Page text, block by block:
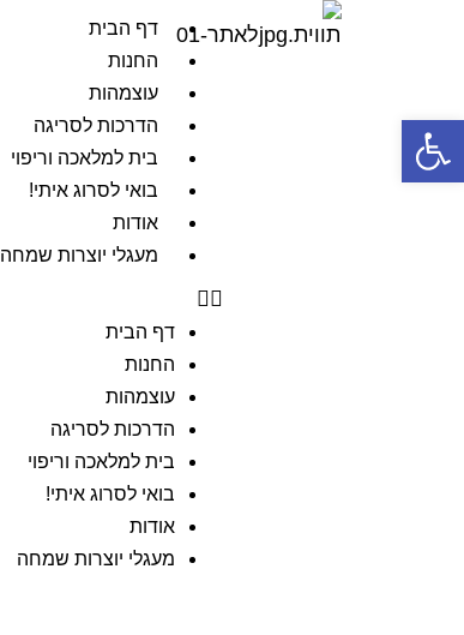
דף הבית
החנות
עוצמהות
הדרכות לסריגה
בית למלאכה וריפוי
בואי לסרוג איתי!
אודות
מעגלי יוצרות שמחה
דף הבית
החנות
עוצמהות
הדרכות לסריגה
בית למלאכה וריפוי
בואי לסרוג איתי!
אודות
מעגלי יוצרות שמחה
פתח סרגל נגישות